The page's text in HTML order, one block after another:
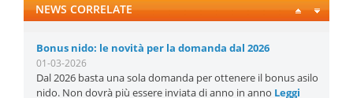
NEWS CORRELATE
01-03-2026
Dal 2026 basta una sola domanda per ottenere il bonus asilo
nido. Non dovrà più essere inviata di anno in annoLeggi